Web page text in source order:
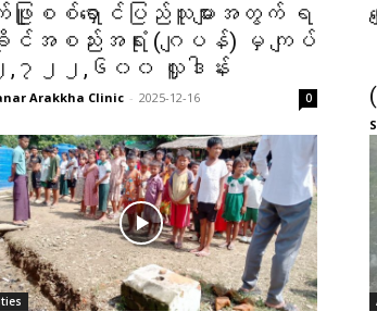
ာက်ဖြူစစ်ရှောင်ပြည်သူများအတွက် ရ
အစည်းအရုံး (ဂျပန်) မှ ကျပ်
,၇၂၂,၆၀၀ လှူဒါန်း
Arakkha Clinic - 2025-12-16 0